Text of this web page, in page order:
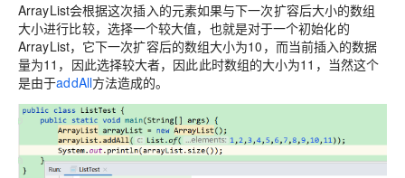
ArrayList会根据这次插入的元素如果与下一次扩容后大小的数组
大小进行比较，选择一个较大值，也就是对于一个初始化的
ArrayList，它下一次扩容后的数组大小为10，而当前插入的数据
量为11，因此选择较大者，因此此时数组的大小为11，当然这个
是由于addAll方法造成的。